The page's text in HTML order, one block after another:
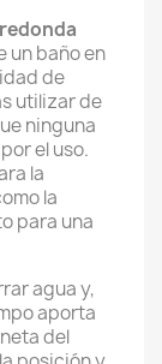
un baño en
de
utilizar de
ninguna
el uso.
la
la
para una
agua y,
aporta
del